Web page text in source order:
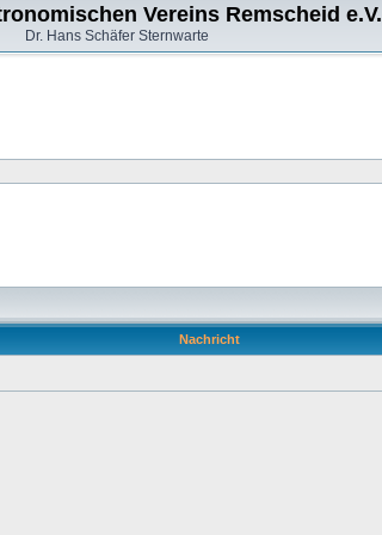
Vereins Remscheid e.V.
Dr. Hans Schäfer Sternwarte
Nachricht